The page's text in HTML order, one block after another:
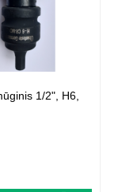
1/2", H6,